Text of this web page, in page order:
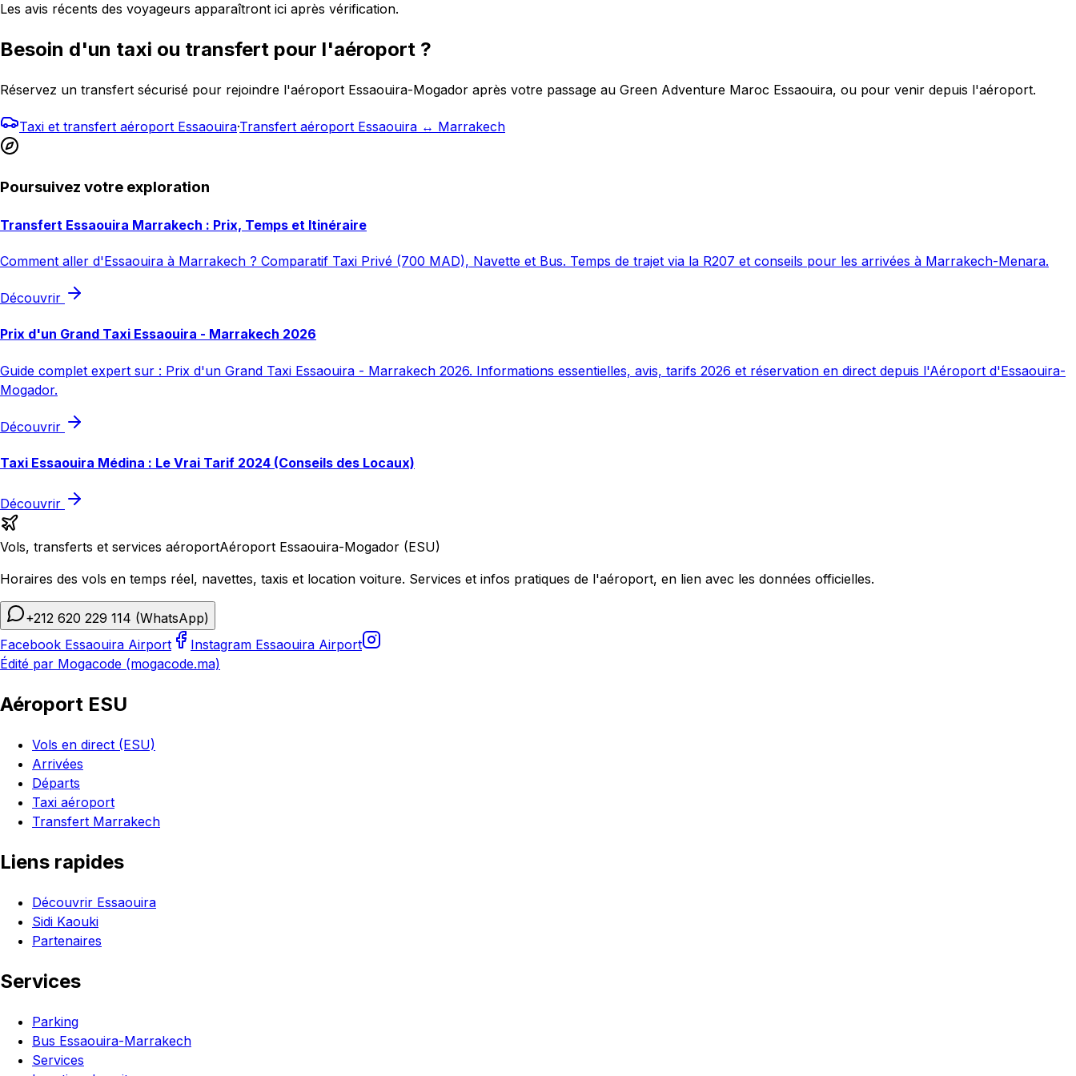
Les avis récents des voyageurs apparaîtront ici après vérification.
Besoin d'un taxi ou transfert pour l'aéroport ?
Réservez un transfert sécurisé pour rejoindre l'aéroport Essaouira-Mogador après votre passage au Green Adventure Maroc Essaouira, ou pour venir depuis l'aéroport.
Taxi et transfert aéroport Essaouira·Transfert aéroport Essaouira ↔ Marrakech
Poursuivez votre exploration
Transfert Essaouira Marrakech : Prix, Temps et Itinéraire
Comment aller d'Essaouira à Marrakech ? Comparatif Taxi Privé (700 MAD), Navette et Bus. Temps de trajet via la R207 et conseils pour les arrivées à Marrakech-Menara.
Découvrir
Prix d'un Grand Taxi Essaouira - Marrakech 2026
Guide complet expert sur : Prix d'un Grand Taxi Essaouira - Marrakech 2026. Informations essentielles, avis, tarifs 2026 et réservation en direct depuis l'Aéroport d'Essaouira-
Mogador.
Découvrir
Taxi Essaouira Médina : Le Vrai Tarif 2024 (Conseils des Locaux)
Découvrir
Vols, transferts et services aéroportAéroport Essaouira-Mogador (ESU)
Horaires des vols en temps réel, navettes, taxis et location voiture. Services et infos pratiques de l'aéroport, en lien avec les données officielles.
+212 620 229 114 (WhatsApp)
Facebook Essaouira Airport
Instagram Essaouira Airport
Édité par Mogacode (mogacode.ma)
Aéroport ESU
Vols en direct (ESU)
Arrivées
Départs
Taxi aéroport
Transfert Marrakech
Liens rapides
Découvrir Essaouira
Sidi Kaouki
Partenaires
Services
Parking
Bus Essaouira-Marrakech
Services